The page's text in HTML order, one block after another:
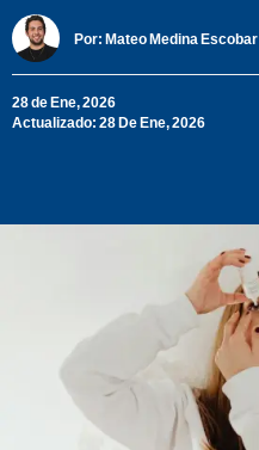
Por: Mateo Medina Escobar
28 de Ene, 2026
Actualizado: 28 De Ene, 2026